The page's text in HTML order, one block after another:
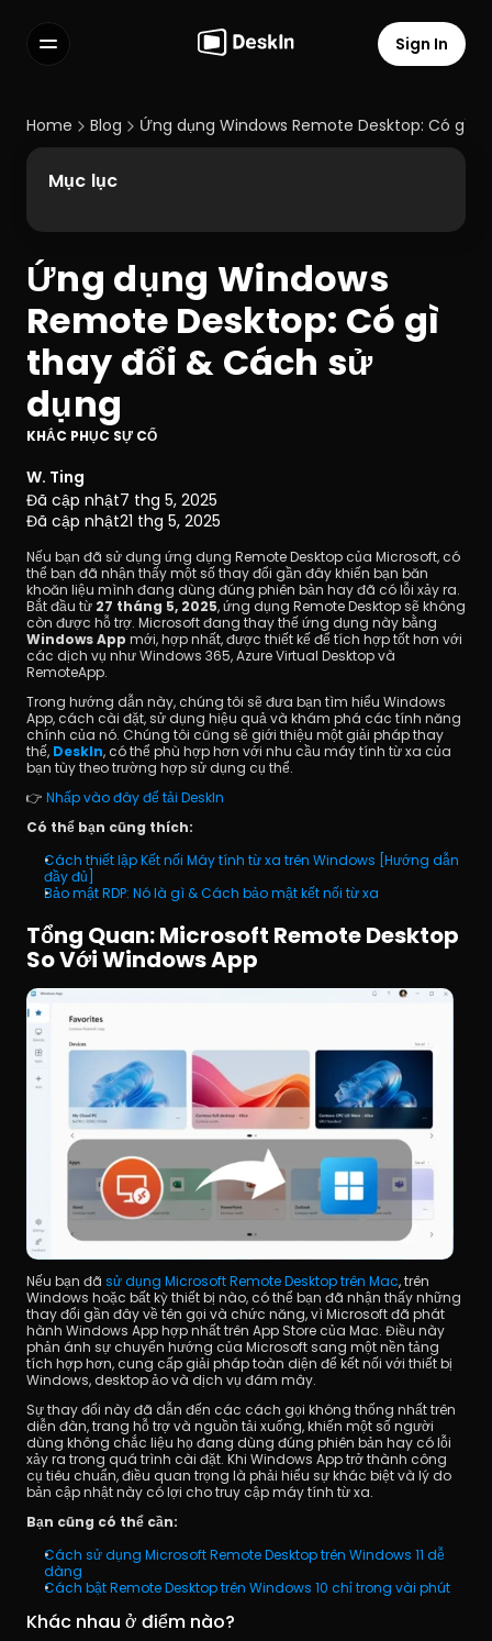
FAQs
Select Language
Terms of Service
Privacy Policy
Sign In
Home Blog Ứng dụng Windows Remote Desktop: Có gì
Ứng dụng Windows
Remote Desktop: Có gì
thay đổi & Cách sử
dụng
KHẮC PHỤC SỰ CỐ
W. Ting
Đã cập nhật7 thg 5, 2025
Đã cập nhật21 thg 5, 2025
Nếu bạn đã sử dụng ứng dụng Remote Desktop của Microsoft, có
thể bạn đã nhận thấy một số thay đổi gần đây khiến bạn băn
khoăn liệu mình đang dùng đúng phiên bản hay đã có lỗi xảy ra.
Bắt đầu từ 27 tháng 5, 2025, ứng dụng Remote Desktop sẽ không
Windows App mới, hợp nhất, được thiết kế để tích hợp tốt hơn với
các dịch vụ như Windows 365, Azure Virtual Desktop và
RemoteApp.
Trong hướng dẫn này, chúng tôi sẽ đưa bạn tìm hiểu Windows
App, cách cài đặt, sử dụng hiệu quả và khám phá các tính năng
chính của nó. Chúng tôi cũng sẽ giới thiệu một giải pháp thay
thế, DeskIn, có thể phù hợp hơn với nhu cầu máy tính từ xa của
bạn tùy theo trường hợp sử dụng cụ thể.
👉 Nhấp vào đây để tải DeskIn
Có thể bạn cũng thích:
Cách thiết lập Kết nối Máy tính từ xa trên Windows [Hướng dẫn
đầy đủ]
Bảo mật RDP: Nó là gì & Cách bảo mật kết nối từ xa
Tổng Quan: Microsoft Remote Desktop
So Với Windows App
Nếu bạn đã sử dụng Microsoft Remote Desktop trên Mac, trên
Windows hoặc bất kỳ thiết bị nào, có thể bạn đã nhận thấy những
thay đổi gần đây về tên gọi và chức năng, vì Microsoft đã phát
hành Windows App hợp nhất trên App Store của Mac. Điều này
phản ánh sự chuyển hướng của Microsoft sang một nền tảng
tích hợp hơn, cung cấp giải pháp toàn diện để kết nối với thiết bị
Windows, desktop ảo và dịch vụ đám mây.
Sự thay đổi này đã dẫn đến các cách gọi không thống nhất trên
diễn đàn, trang hỗ trợ và nguồn tải xuống, khiến một số người
dùng không chắc liệu họ đang dùng đúng phiên bản hay có lỗi
xảy ra trong quá trình cài đặt. Khi Windows App trở thành công
cụ tiêu chuẩn, điều quan trọng là phải hiểu sự khác biệt và lý do
bản cập nhật này có lợi cho truy cập máy tính từ xa.
Bạn cũng có thể cần:
Cách sử dụng Microsoft Remote Desktop trên Windows 11 dễ
dàng
Cách bật Remote Desktop trên Windows 10 chỉ trong vài phút
Khác nhau ở điểm nào?
Mục lục
Tải xuống